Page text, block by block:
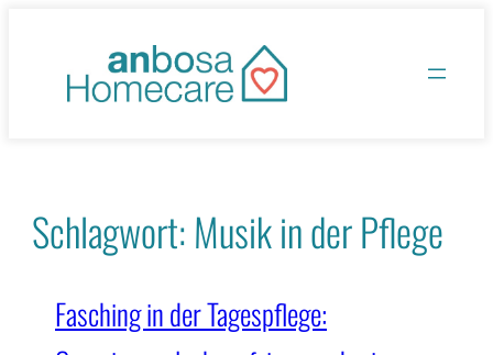
springen
Schlagwort:Musik in der Pflege
Fasching in der Tagespflege: